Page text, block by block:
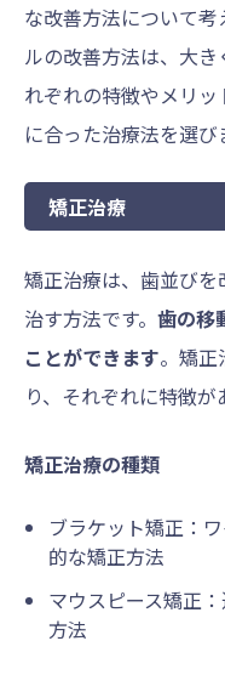
な改善方法について
ルの改善方法は、大
れぞれの特徴やメリ
に合った治療法を選び
矯正治療
矯正治療は、歯並び
治す方法です。 歯の移
ことができます。矯正
り、それぞれに特徴が
矯正治療の種類
ブラケット矯正：
的な矯正方法
マウスピース矯正
方法